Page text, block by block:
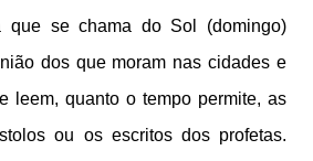
se chama do Sol (domingo)
dos que moram nas cidades e
leem, quanto o tempo permite, as
ou os escritos dos profetas.